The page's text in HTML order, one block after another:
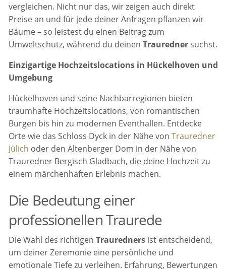
vergleichen. Nicht nur das, wir zeigen auch direkt
Preise an und für jede deiner Anfragen pflanzen wir
Bäume – so leistest du einen Beitrag zum
Umweltschutz, während du deinenTrauredner suchst.
Einzigartige Hochzeitslocations in Hückelhoven und
Umgebung
Hückelhoven und seine Nachbarregionen bieten
traumhafte Hochzeitslocations, von romantischen
Burgen bis hin zu modernen Eventhallen. Entdecke
Orte wie das Schloss Dyck in der Nähe vonTrauredner
Jülich oder den Altenberger Dom in der Nähe von
Trauredner Bergisch Gladbach, die deine Hochzeit zu
einem märchenhaften Erlebnis machen.
Die Bedeutung einer
professionellen Traurede
Die Wahl des richtigenTrauredners ist entscheidend,
um deiner Zeremonie eine persönliche und
emotionale Tiefe zu verleihen. Erfahrung, Bewertungen